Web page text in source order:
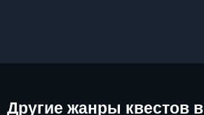
Другие жанры квестов в